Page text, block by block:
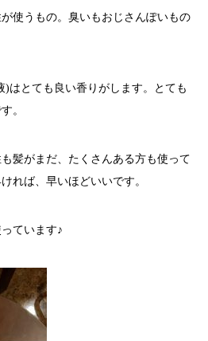
使うもの。臭いもおじさんぽいもの
)はとても良い香りがします。とても
。
髪がまだ、たくさんある方も使って
れば、早いほどいいです。
ています♪